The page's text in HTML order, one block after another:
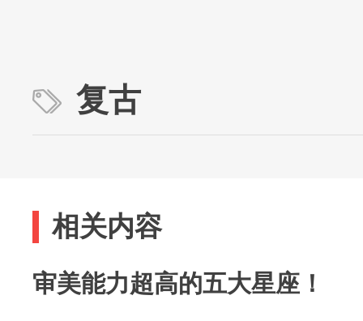
复古
相关内容
审美能力超高的五大星座！